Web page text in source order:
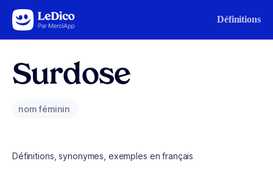
Aller au contenu Définitions
Surdose
nom féminin
Définitions, synonymes, exemples en français